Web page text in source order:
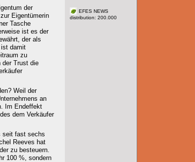
der
Eigentümerin
Tasche
ist es der
der als
ist damit
zu
der Trust die
Weil der
an
Im Endeffekt
dem Verkäufer
seit fast sechs
Reeves hat
zu besteuern.
100 %, sondern
EFES NEWS
distribution: 200.000